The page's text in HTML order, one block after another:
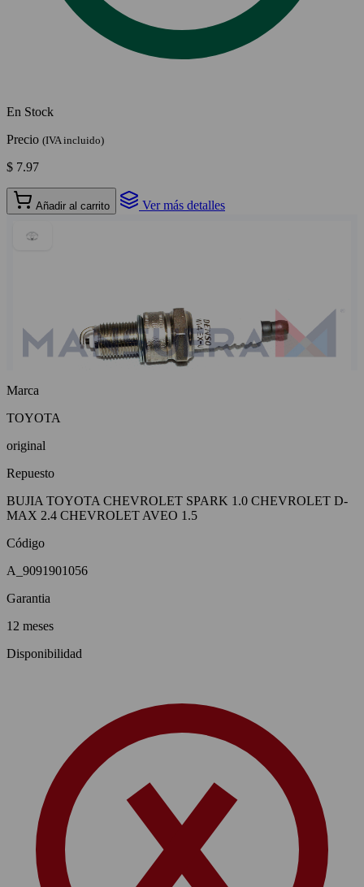
En Stock
Precio (IVA incluido)
$ 7.97
Añadir al carrito Ver más detalles
Marca
TOYOTA
original
Repuesto
BUJIA TOYOTA CHEVROLET SPARK 1.0 CHEVROLET D-
MAX 2.4 CHEVROLET AVEO 1.5
Código
A_9091901056
Garantia
12 meses
Disponibilidad